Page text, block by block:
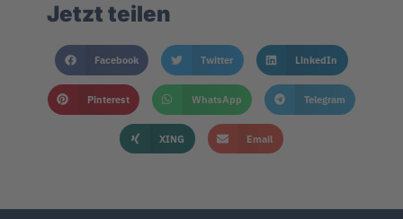
Jetzt teilen
Facebook Twitter LinkedIn
Pinterest WhatsApp Telegram
XING Email